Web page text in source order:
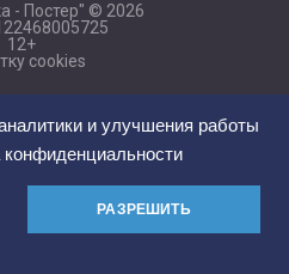
и улучшения работы
конфиденциальности
РАЗРЕШИТЬ
- Постер" © 2026
12+
cookies
Элемент списка